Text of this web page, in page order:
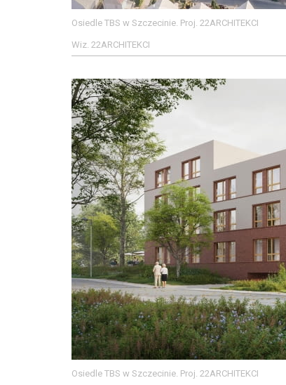
Osiedle TBS w Szczecinie. Proj. 22ARCHITEKCI
Wiz. 22ARCHITEKCI
Osiedle TBS w Szczecinie. Proj. 22ARCHITEKCI